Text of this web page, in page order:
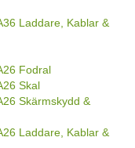
Laddare, Kablar &
Fodral
Skal
Skärmskydd &
Laddare, Kablar &